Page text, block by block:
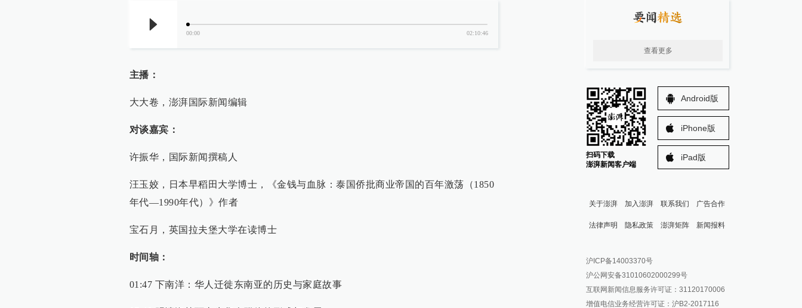
00:00 02:10:46
主播：
大大卷，澎湃国际新闻编辑
对谈嘉宾：
许振华，国际新闻撰稿人
汪玉姣，日本早稻田大学博士，《金钱与血脉：泰国侨批商业帝国的百年激荡（1850
年代—1990年代）》作者
宝石月，英国拉夫堡大学在读博士
时间轴：
01:47 下南洋：华人迁徙东南亚的历史与家庭故事
查看更多
扫码下载
澎湃新闻客户端
Android版
iPhone版
iPad版
关于澎湃 加入澎湃 联系我们 广告合作
法律声明 隐私政策 澎湃矩阵
澎湃新闻公众号
澎湃新闻抖音号
派生万物开放平台
新闻报料
报料邮箱: news@thepaper.cn
沪ICP备14003370号
沪公网安备31010602000299号
互联网新闻信息服务许可证：31120170006
增值电信业务经营许可证：沪B2-2017116